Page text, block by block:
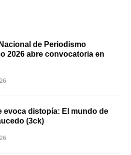
de Periodismo
2026 abre convocatoria en
evoca distopía: El mundo de
(3ck)